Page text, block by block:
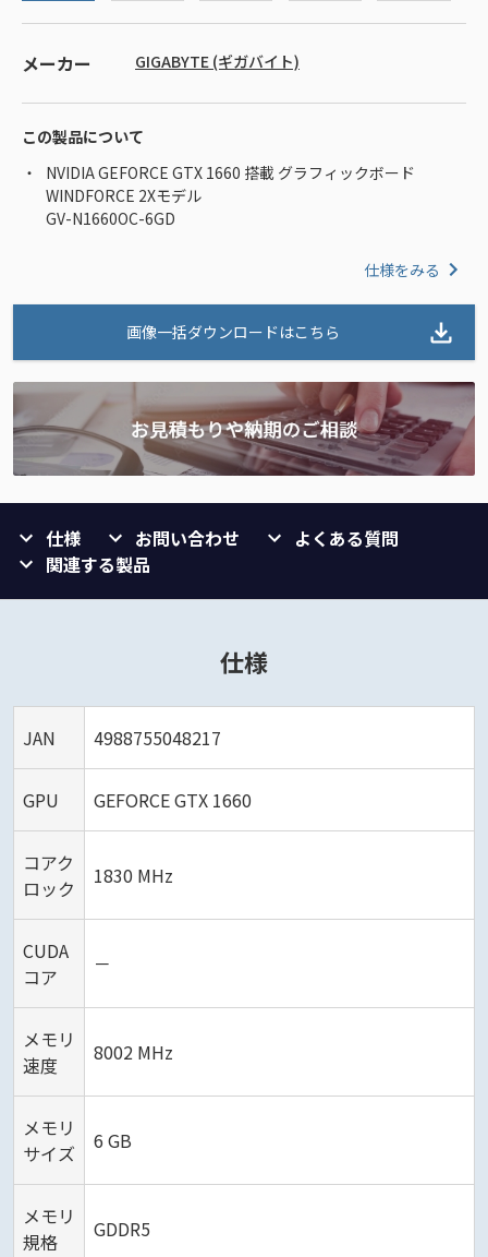
メーカー GIGABYTE (ギガバイト)
この製品について
NVIDIA GEFORCE GTX 1660 搭載 グラフィックボード
WINDFORCE 2Xモデル
GV-N1660OC-6GD
仕様をみる
画像一括ダウンロードはこちら
仕様 お問い合わせ
よくある質問
関連する製品
仕様
JAN 4988755048217
GPU GEFORCE GTX 1660
コアク
ロック
1830 MHz
CUDA
コア
－
メモリ
速度
8002 MHz
メモリ
サイズ
6 GB
メモリ
規格
GDDR5